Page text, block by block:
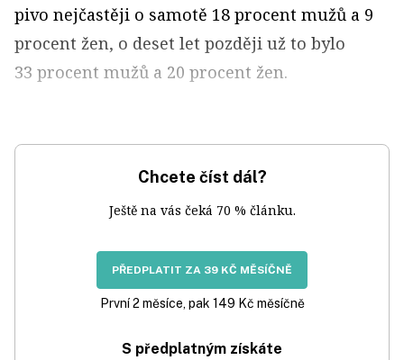
pivo nejčastěji o samotě 18 procent mužů a 9
procent žen, o deset let později už to bylo
33 procent mužů a 20 procent žen.
Chcete číst dál?
Ještě na vás čeká 70 % článku.
PŘEDPLATIT ZA 39 KČ MĚSÍČNĚ
První 2 měsíce, pak 149 Kč měsíčně
S předplatným získáte